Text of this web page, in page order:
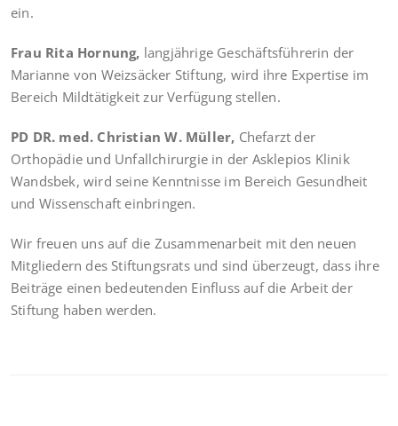
ein.
Frau Rita Hornung, langjährige Geschäftsführerin der
Marianne von Weizsäcker Stiftung, wird ihre Expertise im
Bereich Mildtätigkeit zur Verfügung stellen.
PD DR. med. Christian W. Müller, Chefarzt der
Orthopädie und Unfallchirurgie in der Asklepios Klinik
Wandsbek, wird seine Kenntnisse im Bereich Gesundheit
und Wissenschaft einbringen.
Wir freuen uns auf die Zusammenarbeit mit den neuen
Mitgliedern des Stiftungsrats und sind überzeugt, dass ihre
Beiträge einen bedeutenden Einfluss auf die Arbeit der
Stiftung haben werden.